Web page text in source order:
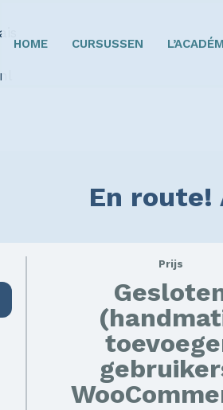
HOME CURSUSSEN
En route!
Prijs